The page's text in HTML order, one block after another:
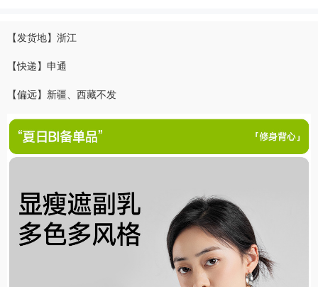
【发货地】浙江
【快递】申通
【偏远】新疆、西藏不发